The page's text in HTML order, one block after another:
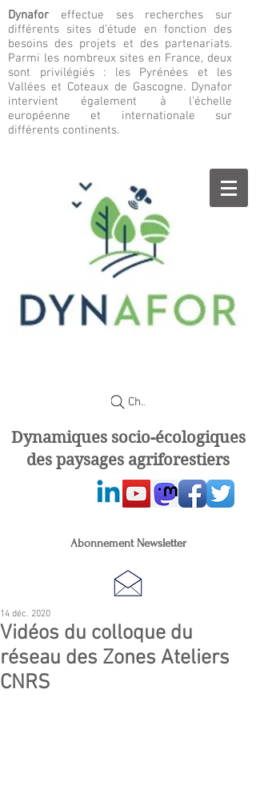
Dynafor effectue ses recherches sur
différents sites d’étude en fonction des
besoins des projets et des partenariats.
Parmi les nombreux sites en France, deux
sont privilégiés : les Pyrénées et les
Vallées et Coteaux de Gascogne. Dynafor
intervient également à l’échelle
européenne et internationale sur
différents continents.
Chercher
Dynamiques socio-écologiques
des paysages agriforestiers
Abonnement Newsletter
Vidéos du colloque du
réseau des Zones Ateliers
CNRS
14 déc. 2020